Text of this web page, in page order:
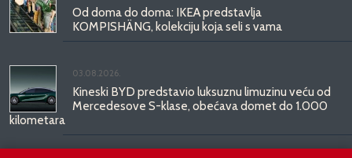
Od doma do doma: IKEA predstavlja
KOMPISHÄNG, kolekciju koja seli s vama
03.08.2026.
Kineski BYD predstavio luksuznu limuzinu veću od
Mercedesove S-klase, obećava domet do 1.000
kilometara